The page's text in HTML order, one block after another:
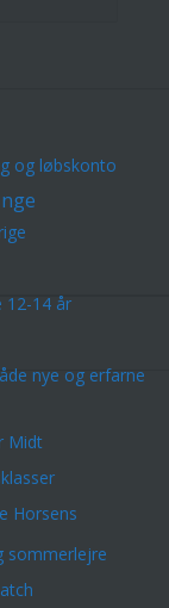
og løbskonto
12-14 år
nye og erfarne
Midt
Horsens
sommerlejre